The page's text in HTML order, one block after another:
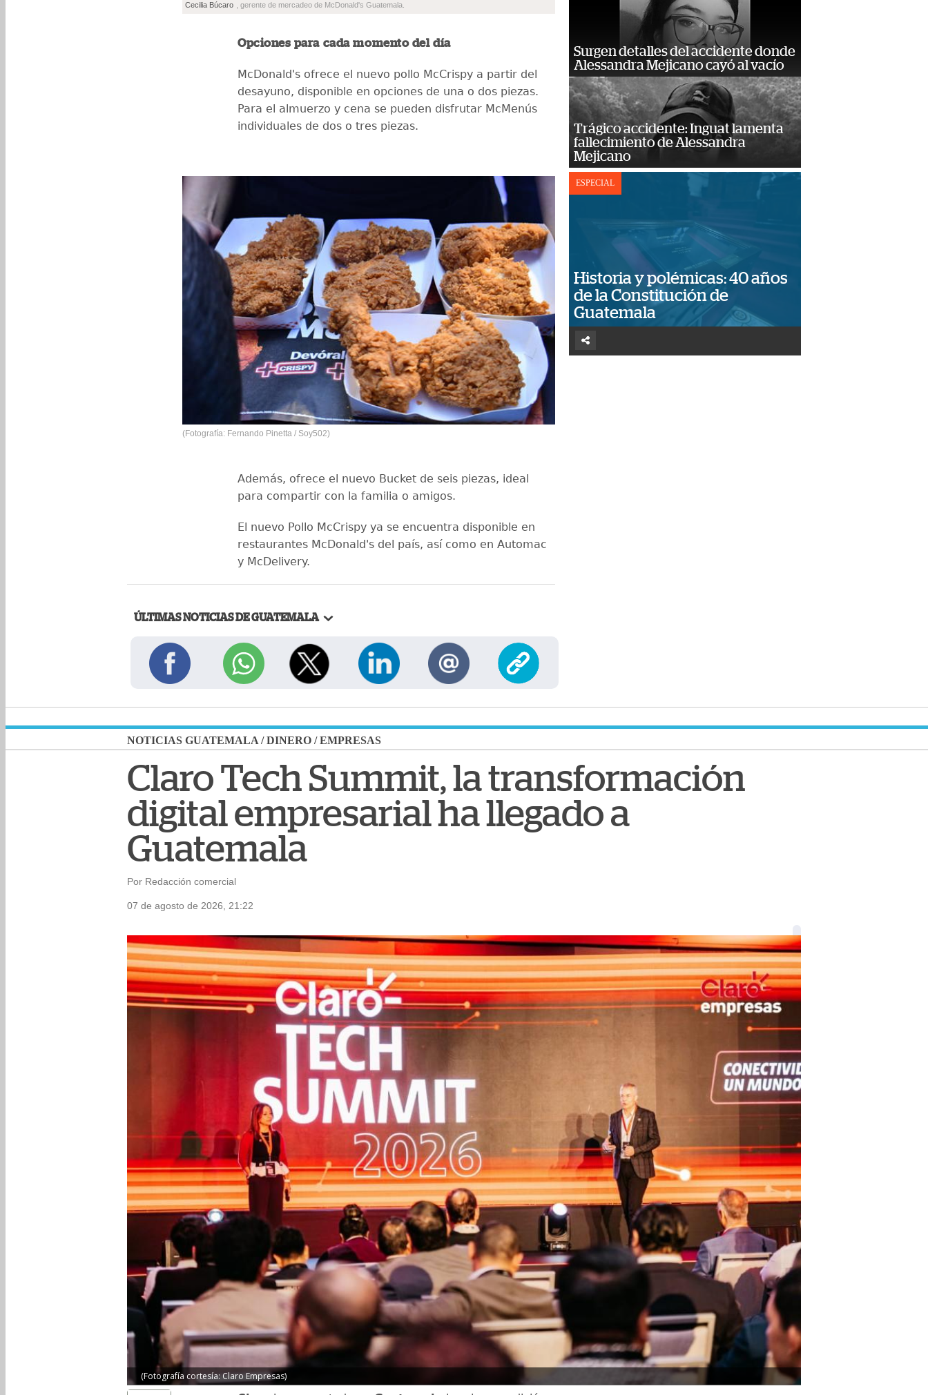
Cecilia Búcaro , gerente de mercadeo de McDonald's Guatemala.
Opciones para cada momento del día
McDonald's ofrece el nuevo pollo McCrispy a partir del
desayuno, disponible en opciones de una o dos piezas.
Para el almuerzo y cena se pueden disfrutar McMenús
individuales de dos o tres piezas.
(Fotografía: Fernando Pinetta / Soy502)
Además, ofrece el nuevo Bucket de seis piezas, ideal
para compartir con la familia o amigos.
El nuevo Pollo McCrispy ya se encuentra disponible en
restaurantes McDonald's del país, así como en Automac
y McDelivery.
ÚLTIMAS NOTICIAS DE GUATEMALA
Surgen detalles del accidente donde
Alessandra Mejicano cayó al vacío
Trágico accidente: Inguat lamenta
fallecimiento de Alessandra
Mejicano
ESPECIAL
Historia y polémicas: 40 años
de la Constitución de
Guatemala
NOTICIAS GUATEMALA /DINERO /EMPRESAS
Claro Tech Summit, la transformación
digital empresarial ha llegado a
Guatemala
Por Redacción comercial
07 de agosto de 2026, 21:22
(Fotografía cortesía: Claro Empresas)